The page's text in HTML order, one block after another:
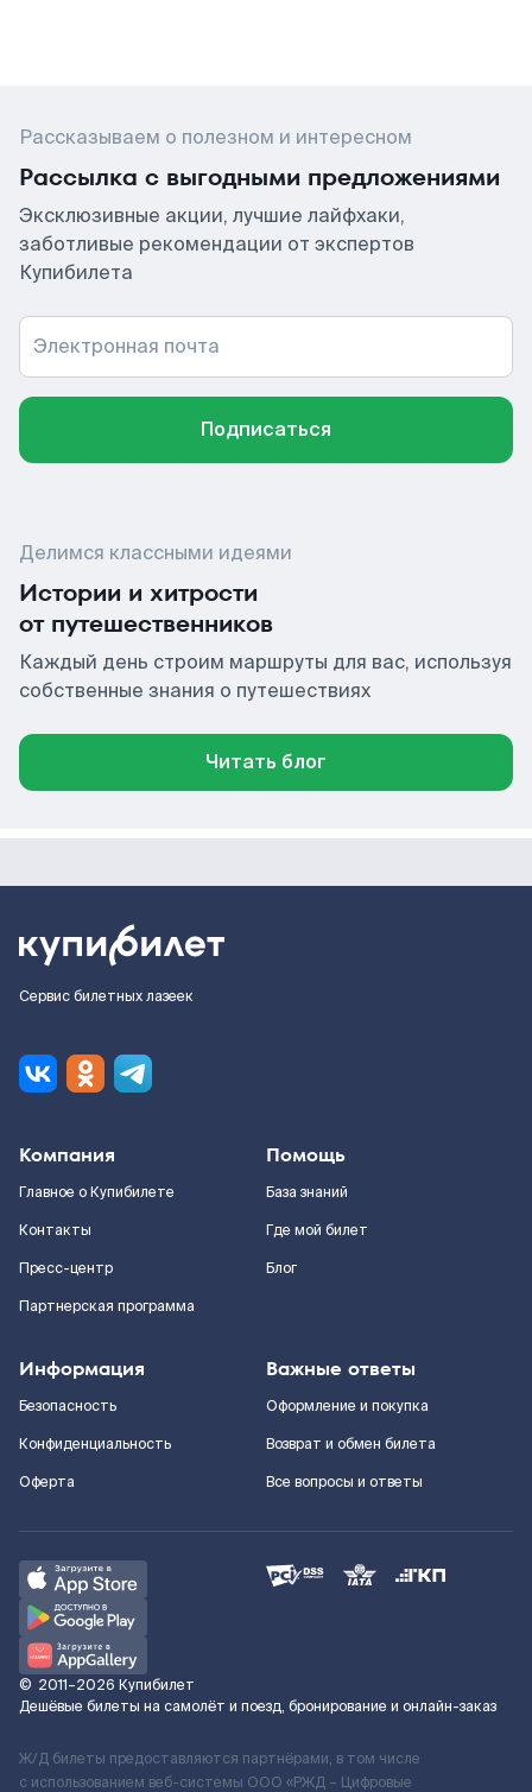
Рассказываем о полезном и интересном
Рассылка с выгодными предложениями
Эксклюзивные акции, лучшие лайфхаки,
заботливые рекомендации от экспертов
Купибилета
Электронная почта
Подписаться
Делимся классными идеями
Истории и хитрости
от путешественников
Каждый день строим маршруты для вас, используя
собственные знания о путешествиях
Читать блог
Сервис билетных лазеек
Компания
Главное о Купибилете
Контакты
Пресс-центр
Партнерская программа
Помощь
База знаний
Где мой билет
Блог
Информация
Безопасность
Конфиденциальность
Оферта
Важные ответы
Оформление и покупка
Возврат и обмен билета
Все вопросы и ответы
© 2011–2026 Купибилет
Дешёвые билеты на самолёт и поезд, бронирование и онлайн-заказ
Ж/Д билеты предоставляются партнёрами, в том числе
с использованием веб-системы ООО «РЖД – Цифровые